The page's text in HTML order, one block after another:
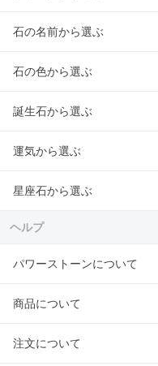
石の名前から選ぶ
石の色から選ぶ
誕生石から選ぶ
運気から選ぶ
星座石から選ぶ
ヘルプ
パワーストーンについて
商品について
注文について